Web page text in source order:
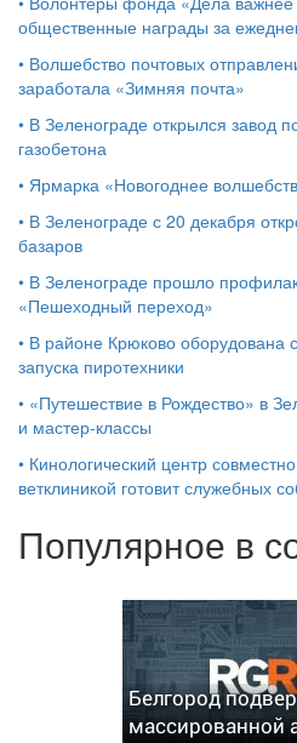
общественные награды за
• Волшебство почтовых
заработала «Зимняя почта»
• В Зеленограде открылся завод
газобетона
• Ярмарка «Новогоднее
• В Зеленограде с 20 декабря
базаров
• В Зеленограде прошло
«Пешеходный переход»
• В районе Крюково оборудована
запуска пиротехники
• «Путешествие в Рождество» в
и мастер‑классы
• Кинологический центр
ветклиникой готовит служебных
Популярное в
Белгород
массированной